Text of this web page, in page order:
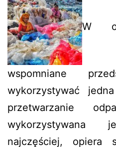
W
wspomniane
wykorzystywać
przetwarzanie
wykorzystywana
najczęściej, opiera